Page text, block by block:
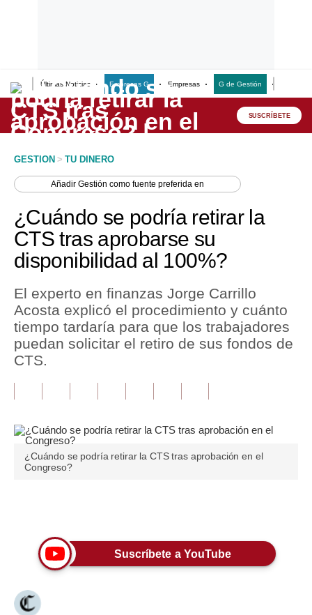
Últimas Noticias Empresas G Empresas G de Gestión
Lo último
Peru Quiosco
Economía
Mercados
Política
Tu Dinero
Finanzas Personales
Opinión
Tendencias
Lujo
SUSCRÍBETE
GESTION > TU DINERO
AñadirGestión como fuente preferida en
¿Cuándo se podría retirar la
CTS tras aprobarse su
disponibilidad al 100%?
El experto en finanzas Jorge Carrillo
Acosta explicó el procedimiento y cuánto
tiempo tardaría para que los trabajadores
puedan solicitar el retiro de sus fondos de
CTS.
¿Cuándo se podría retirar la CTS tras aprobación en el
Congreso?
Suscríbete a YouTube